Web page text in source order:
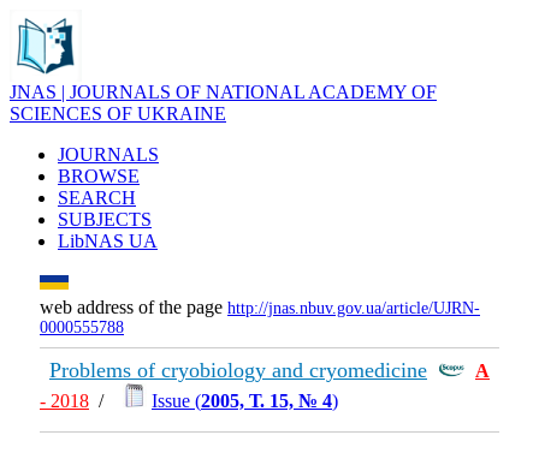
JNAS | JOURNALS OF NATIONAL ACADEMY OF
SCIENCES OF UKRAINE
JOURNALS
BROWSE
SEARCH
SUBJECTS
LibNAS UA
web address of the page http://jnas.nbuv.gov.ua/article/UJRN-
0000555788
Problems of cryobiology and cryomedicine
А
- 2018 / Issue (2005, Т. 15, № 4)